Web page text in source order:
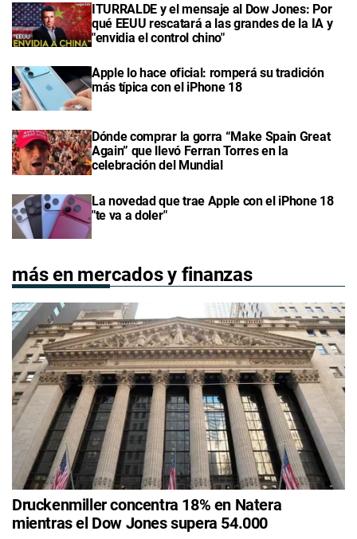
ITURRALDE y el mensaje al Dow Jones: Por
qué EEUU rescatará a las grandes de la IA y
"envidia el control chino"
Apple lo hace oficial: romperá su tradición
más típica con el iPhone 18
Dónde comprar la gorra “Make Spain Great
Again” que llevó Ferran Torres en la
celebración del Mundial
La novedad que trae Apple con el iPhone 18
"te va a doler"
más en mercados y finanzas
Druckenmiller concentra 18% en Natera
mientras el Dow Jones supera 54.000